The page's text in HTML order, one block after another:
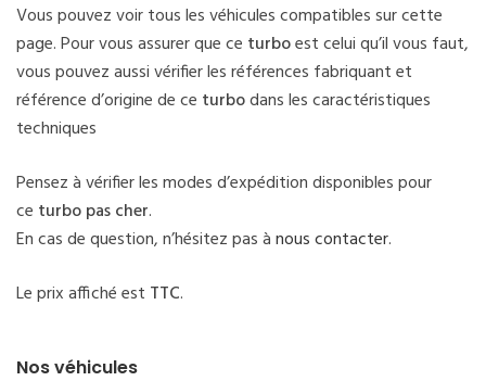
Vous pouvez voir tous les véhicules compatibles sur cette
page. Pour vous assurer que ce turboest celui qu’il vous faut,
vous pouvez aussi vérifier les références fabriquant et
référence d’origine de ce turbodans les caractéristiques
techniques
Pensez à vérifier les modes d’expédition disponibles pour
ce turbo pas cher.
En cas de question, n’hésitez pas ànous contacter.
Le prix affiché est TTC.
Nos véhicules